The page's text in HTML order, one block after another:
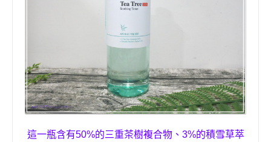
這一瓶含有50%的三重茶樹複合物、 3%的積雪草萃